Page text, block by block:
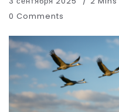
0 Comments